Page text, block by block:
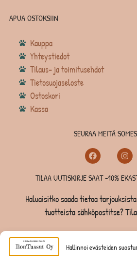
Hallinnoi evästeiden
APUA OSTOKSIIN
Kauppa
Yhteystiedot
Tilaus- ja toimitusehdot
Tietosuojaseloste
Ostoskori
Kassa
SEURAA MEITÄ
TILAA UUTISKIRJE SAAT -10%
Haluaisitko saada tietoa
tuotteista sähköpostitse?
TILAA UUTISKIRJE -SAAT -10% EKASTA